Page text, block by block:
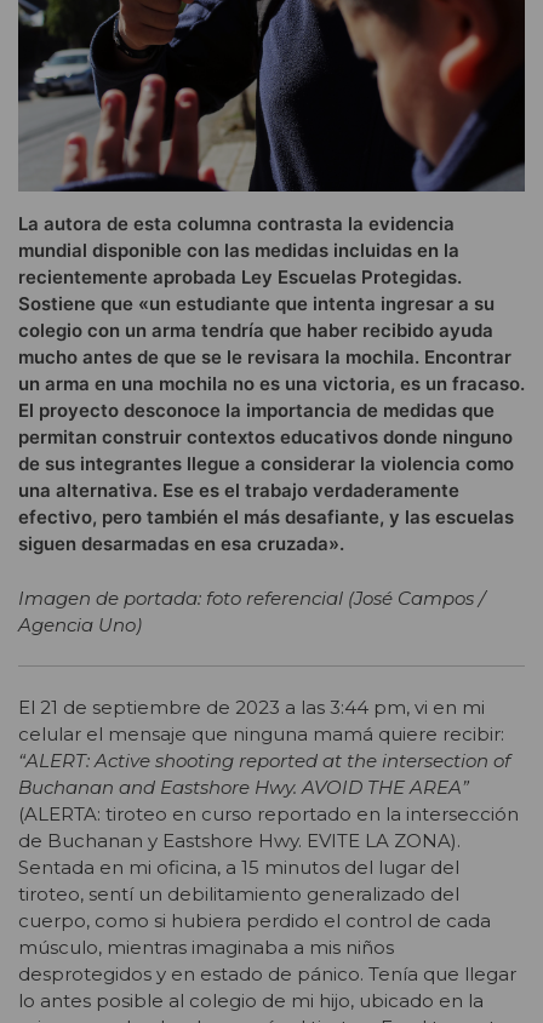
La autora de esta columna contrasta la evidencia
mundial disponible con las medidas incluidas en la
recientemente aprobada Ley Escuelas Protegidas.
Sostiene que «un estudiante que intenta ingresar a su
colegio con un arma tendría que haber recibido ayuda
mucho antes de que se le revisara la mochila. Encontrar
un arma en una mochila no es una victoria, es un fracaso.
El proyecto desconoce la importancia de medidas que
permitan construir contextos educativos donde ninguno
de sus integrantes llegue a considerar la violencia como
una alternativa. Ese es el trabajo verdaderamente
efectivo, pero también el más desafiante, y las escuelas
siguen desarmadas en esa cruzada».
Imagen de portada: foto referencial (José Campos /
Agencia Uno)
El 21 de septiembre de 2023 a las 3:44 pm, vi en mi
celular el mensaje que ninguna mamá quiere recibir:
“ALERT: Active shooting reported at the intersection of
Buchanan and Eastshore Hwy. AVOID THE AREA”
(ALERTA: tiroteo en curso reportado en la intersección
de Buchanan y Eastshore Hwy. EVITE LA ZONA).
Sentada en mi oficina, a 15 minutos del lugar del
tiroteo, sentí un debilitamiento generalizado del
cuerpo, como si hubiera perdido el control de cada
músculo, mientras imaginaba a mis niños
desprotegidos y en estado de pánico. Tenía que llegar
lo antes posible al colegio de mi hijo, ubicado en la